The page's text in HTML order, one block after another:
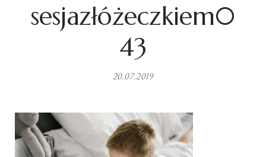
sesjazłóżeczkiem0
43
20.07.2019